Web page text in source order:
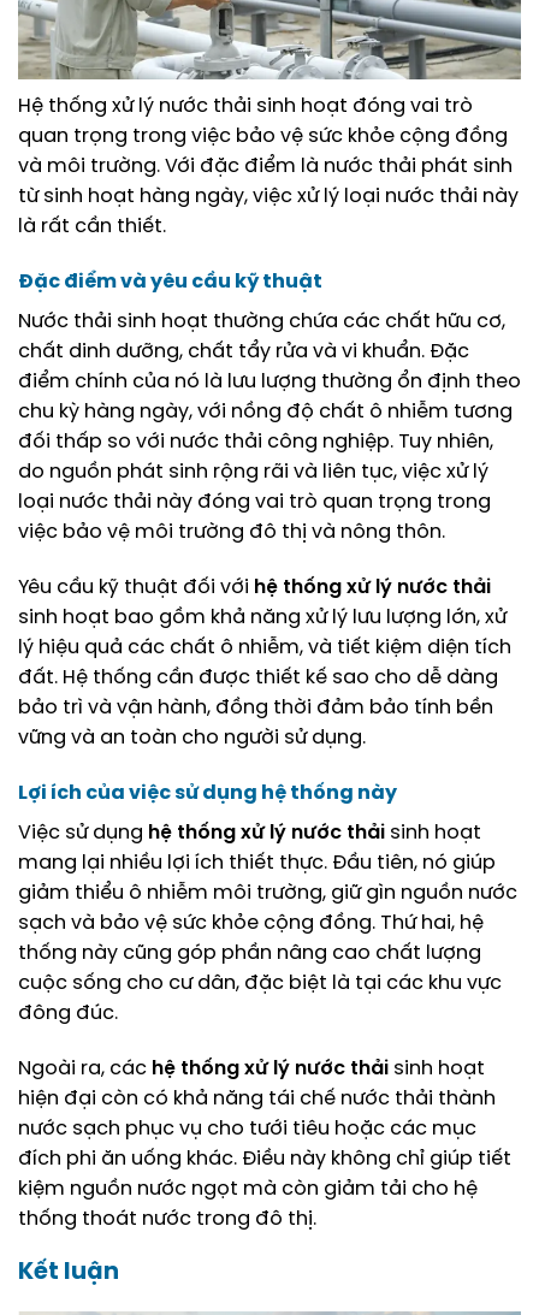
Hệ thống xử lý nước thải sinh hoạt đóng vai trò
quan trọng trong việc bảo vệ sức khỏe cộng đồng
và môi trường. Với đặc điểm là nước thải phát sinh
từ sinh hoạt hàng ngày, việc xử lý loại nước thải này
là rất cần thiết.
Đặc điểm và yêu cầu kỹ thuật
Nước thải sinh hoạt thường chứa các chất hữu cơ,
chất dinh dưỡng, chất tẩy rửa và vi khuẩn. Đặc
điểm chính của nó là lưu lượng thường ổn định theo
chu kỳ hàng ngày, với nồng độ chất ô nhiễm tương
đối thấp so với nước thải công nghiệp. Tuy nhiên,
do nguồn phát sinh rộng rãi và liên tục, việc xử lý
loại nước thải này đóng vai trò quan trọng trong
việc bảo vệ môi trường đô thị và nông thôn.
Yêu cầu kỹ thuật đối với hệ thống xử lý nước thải
sinh hoạt bao gồm khả năng xử lý lưu lượng lớn, xử
lý hiệu quả các chất ô nhiễm, và tiết kiệm diện tích
đất. Hệ thống cần được thiết kế sao cho dễ dàng
bảo trì và vận hành, đồng thời đảm bảo tính bền
vững và an toàn cho người sử dụng.
Lợi ích của việc sử dụng hệ thống này
Việc sử dụng hệ thống xử lý nước thải sinh hoạt
mang lại nhiều lợi ích thiết thực. Đầu tiên, nó giúp
giảm thiểu ô nhiễm môi trường, giữ gìn nguồn nước
sạch và bảo vệ sức khỏe cộng đồng. Thứ hai, hệ
thống này cũng góp phần nâng cao chất lượng
cuộc sống cho cư dân, đặc biệt là tại các khu vực
đông đúc.
Ngoài ra, các hệ thống xử lý nước thải sinh hoạt
hiện đại còn có khả năng tái chế nước thải thành
nước sạch phục vụ cho tưới tiêu hoặc các mục
đích phi ăn uống khác. Điều này không chỉ giúp tiết
kiệm nguồn nước ngọt mà còn giảm tải cho hệ
thống thoát nước trong đô thị.
Kết luận